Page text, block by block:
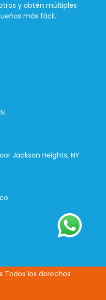
y obtén múltiples
más fácil.
Jackson Heights, NY
Todos los derechos